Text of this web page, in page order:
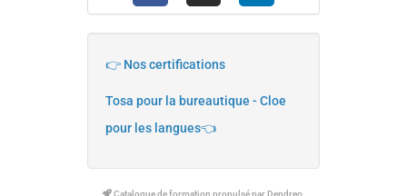
👉 Nos certifications
Tosa pour la bureautique - Cloe
pour les langues👈
Catalogue de formation propulsé par Dendreo,